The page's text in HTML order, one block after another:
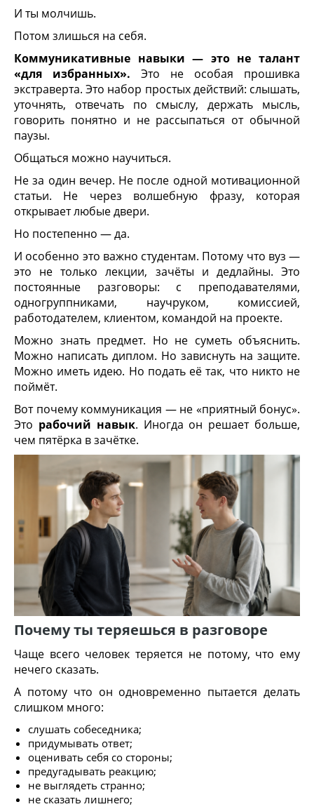
И ты молчишь.
Потом злишься на себя.
Коммуникативные навыки — это не талант
«для избранных». Это не особая прошивка
экстраверта. Это набор простых действий: слышать,
уточнять, отвечать по смыслу, держать мысль,
говорить понятно и не рассыпаться от обычной
паузы.
Общаться можно научиться.
Не за один вечер. Не после одной мотивационной
статьи. Не через волшебную фразу, которая
открывает любые двери.
Но постепенно — да.
И особенно это важно студентам. Потому что вуз —
это не только лекции, зачёты и дедлайны. Это
постоянные разговоры: с преподавателями,
одногруппниками, научруком, комиссией,
работодателем, клиентом, командой на проекте.
Можно знать предмет. Но не суметь объяснить.
Можно написать диплом. Но зависнуть на защите.
Можно иметь идею. Но подать её так, что никто не
поймёт.
Вот почему коммуникация — не «приятный бонус».
Это рабочий навык. Иногда он решает больше,
чем пятёрка в зачётке.
Почему ты теряешься в разговоре
Чаще всего человек теряется не потому, что ему
нечего сказать.
А потому что он одновременно пытается делать
слишком много:
слушать собеседника;
придумывать ответ;
оценивать себя со стороны;
предугадывать реакцию;
не выглядеть странно;
не сказать лишнего;